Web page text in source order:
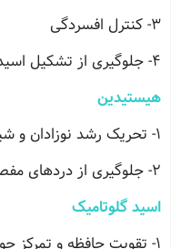
3- کنترل افسردگی
4- جلوگیری از تشکیل اسید لاکتیک و دیرخسته شدن ورزشکار .
هیستیدین
1- تحریک رشد نوزادان و شیرخواران
2- جلوگیری از دردهای مفصلی .
اسید گلوتامیک
1- تقویت حافظه و تمرکز حواس